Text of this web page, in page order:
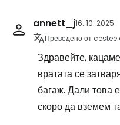
annett_j16. 10. 2025
Преведено от
Здравейте,
вратата се
багаж. Дали това
скоро да вземем